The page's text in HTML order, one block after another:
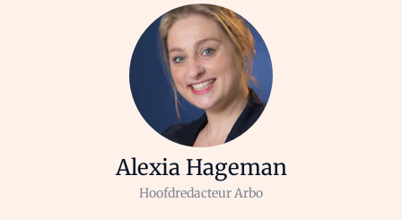
Alexia Hageman
Hoofdredacteur Arbo